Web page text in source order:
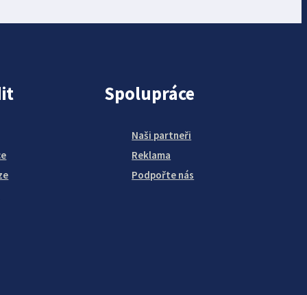
Spolupráce
Naši partneři
Reklama
Podpořte nás